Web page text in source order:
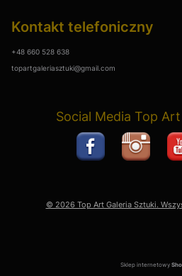
Kontakt telefoniczny
+48 660 528 638
topartgaleriasztuki@gmail.com
Social Media Top
© 2026 Top Art Galeria Sztuki.
Sklep internetowy